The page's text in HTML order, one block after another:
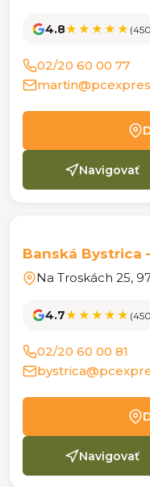
4.8★★★★★
02/20 60 00 77
Navigovať
Banská Bystrica
Na Troskách 25,
4.7★★★★★
02/20 60 00 81
Navigovať